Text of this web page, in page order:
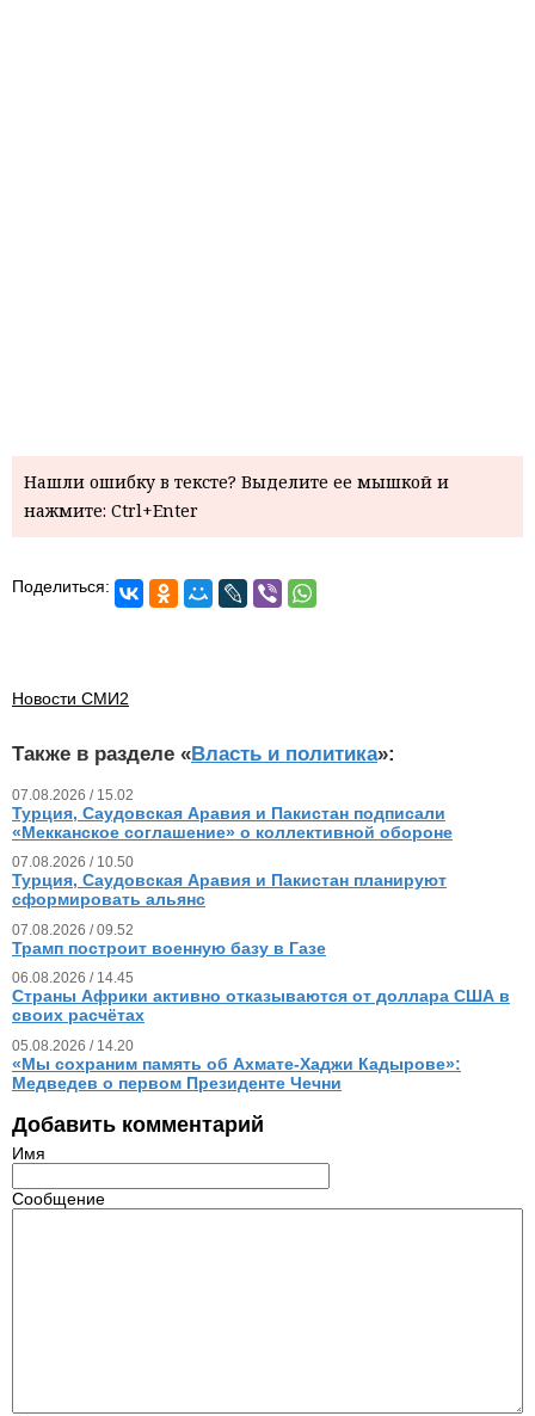
Нашли ошибку в тексте? Выделите ее мышкой и
нажмите: Ctrl+Enter
Поделиться:
Новости СМИ2
Также в разделе «Власть и политика»:
07.08.2026 / 15.02
Турция, Саудовская Аравия и Пакистан подписали
«Мекканское соглашение» о коллективной обороне
07.08.2026 / 10.50
Турция, Саудовская Аравия и Пакистан планируют
сформировать альянс
07.08.2026 / 09.52
Трамп построит военную базу в Газе
06.08.2026 / 14.45
Страны Африки активно отказываются от доллара США в
своих расчётах
05.08.2026 / 14.20
«Мы сохраним память об Ахмате-Хаджи Кадырове»:
Медведев о первом Президенте Чечни
Добавить комментарий
Имя
Сообщение